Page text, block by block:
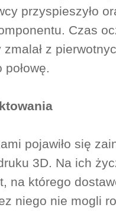
przyspieszyło
Czas
z
pojawiło się
3D. Na ich
na którego
niego nie mogli